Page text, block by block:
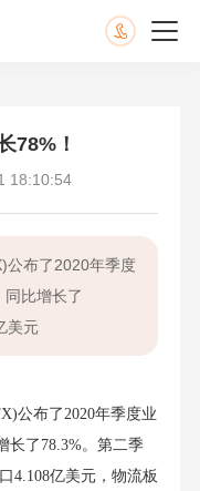
78%！
18:10:54
公布了2020年季度
比增长了
美元
公布了2020年季度业
长了78.3%。第二季
4.108亿美元，物流板